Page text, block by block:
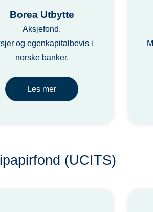
Borea Utbytte
Aksjefond.
og egenkapitalbevis i
norske banker.
Les mer
(UCITS)